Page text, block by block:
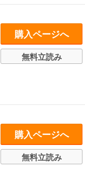
購入ページへ
無料立読み
購入ページへ
無料立読み